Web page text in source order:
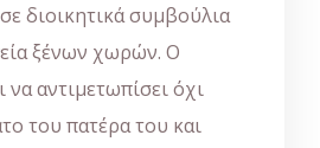
διοικητικά συμβούλια
ξένων χωρών. Ο
να αντιμετωπίσει όχι
του πατέρα του και